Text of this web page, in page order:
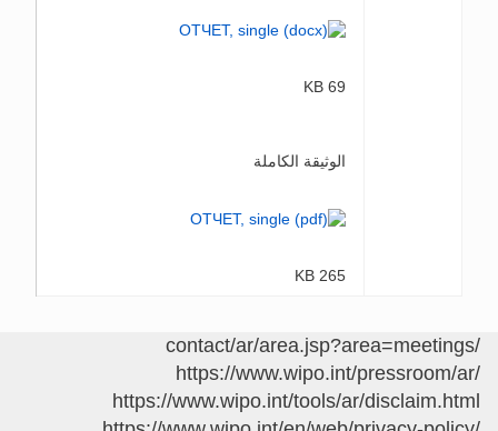
69 KB
الوثيقة الكاملة
265 KB
/contact/ar/area.jsp?area=meetings
https://www.wipo.int/pressroom/ar/
https://www.wipo.int/tools/ar/disclaim.html